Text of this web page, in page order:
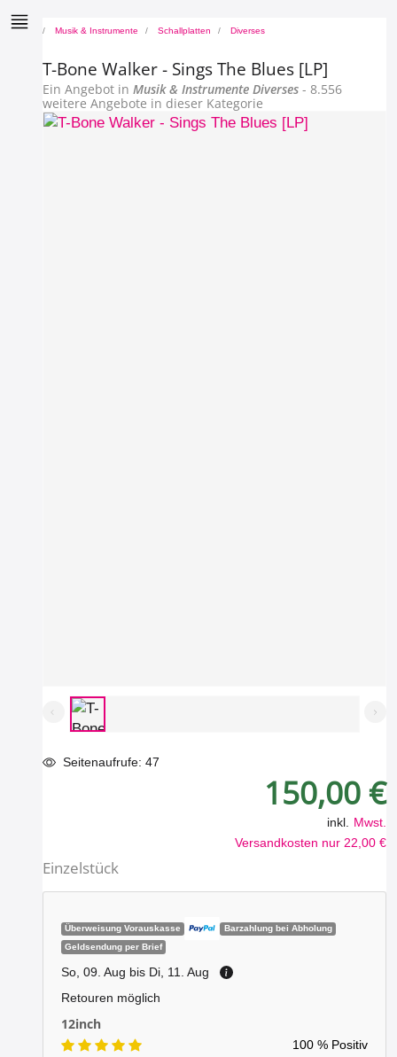
Musik & Instrumente Schallplatten Diverses
T-Bone Walker - Sings The Blues [LP]
Ein Angebot in Musik & Instrumente Diverses - 8.556
weitere Angebote in dieser Kategorie
Seitenaufrufe: 47
150,00 €
inkl.
Mwst.
Versandkosten nur 22,00 €
Einzelstück
Überweisung Vorauskasse
Barzahlung bei Abholung
Geldsendung per Brief
So, 09. Aug bis Di, 11. Aug
Retouren möglich
12inch
100 % Positiv